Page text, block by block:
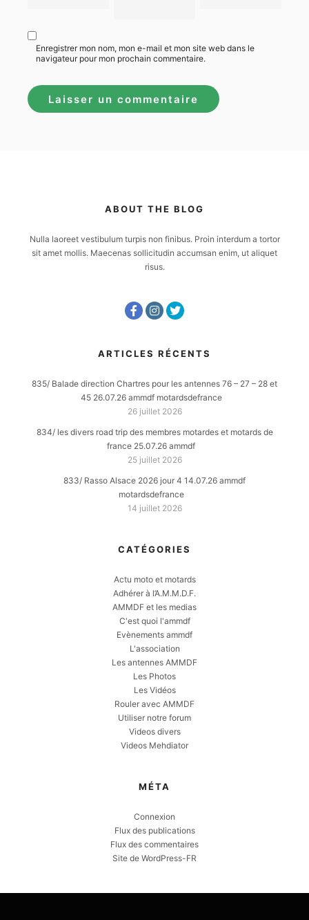
Enregistrer mon nom, mon e-mail et mon site web dans le
navigateur pour mon prochain commentaire.
ABOUT THE BLOG
Nulla laoreet vestibulum turpis non finibus. Proin interdum a tortor
sit amet mollis. Maecenas sollicitudin accumsan enim, ut aliquet
risus.
ARTICLES RÉCENTS
835/ Balade direction Chartres pour les antennes 76 – 27 – 28 et
45 26.07.26 ammdf motardsdefrance
26 juillet 2026
834/ les divers road trip des membres motardes et motards de
france 25.07.26 ammdf
25 juillet 2026
833/ Rasso Alsace 2026 jour 4 14.07.26 ammdf
motardsdefrance
14 juillet 2026
CATÉGORIES
Actu moto et motards
Adhérer à l’A.M.M.D.F.
AMMDF et les medias
C'est quoi l'ammdf
Evènements ammdf
L'association
Les antennes AMMDF
Les Photos
Les Vidéos
Rouler avec AMMDF
Utiliser notre forum
Videos divers
Videos Mehdiator
MÉTA
Connexion
Flux des publications
Flux des commentaires
Site de WordPress-FR